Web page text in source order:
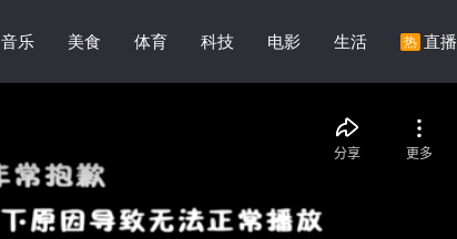
音乐 美食 体育 科技 电影 生活 热 直播